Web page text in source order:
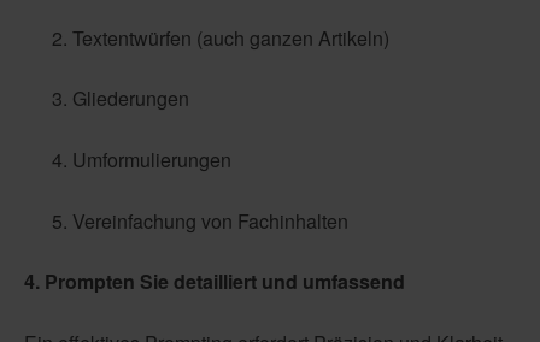
Textentwürfen (auch ganzen Artikeln)
Gliederungen
Umformulierungen
Vereinfachung von Fachinhalten
4. Prompten Sie detailliert und umfassend